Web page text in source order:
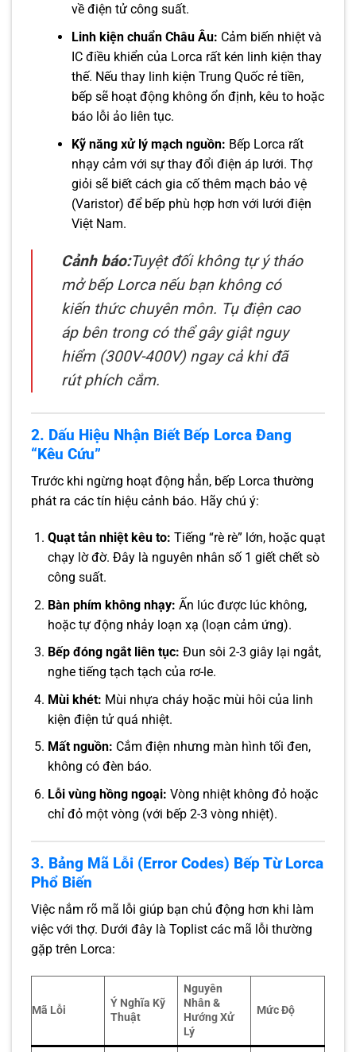
về điện tử công suất.
Linh kiện chuẩn Châu Âu: Cảm biến nhiệt và
IC điều khiển của Lorca rất kén linh kiện thay
thế. Nếu thay linh kiện Trung Quốc rẻ tiền,
bếp sẽ hoạt động không ổn định, kêu to hoặc
báo lỗi ảo liên tục.
Kỹ năng xử lý mạch nguồn: Bếp Lorca rất
nhạy cảm với sự thay đổi điện áp lưới. Thợ
giỏi sẽ biết cách gia cố thêm mạch bảo vệ
(Varistor) để bếp phù hợp hơn với lưới điện
Việt Nam.
Cảnh báo:Tuyệt đối không tự ý tháo
mở bếp Lorca nếu bạn không có
kiến thức chuyên môn. Tụ điện cao
áp bên trong có thể gây giật nguy
hiểm (300V-400V) ngay cả khi đã
rút phích cắm.
2. Dấu Hiệu Nhận Biết Bếp Lorca Đang
“Kêu Cứu”
Trước khi ngừng hoạt động hẳn, bếp Lorca thường
phát ra các tín hiệu cảnh báo. Hãy chú ý:
Quạt tản nhiệt kêu to: Tiếng “rè rè” lớn, hoặc quạt
chạy lờ đờ. Đây là nguyên nhân số 1 giết chết sò
công suất.
Bàn phím không nhạy: Ấn lúc được lúc không,
hoặc tự động nhảy loạn xạ (loạn cảm ứng).
Bếp đóng ngắt liên tục: Đun sôi 2-3 giây lại ngắt,
nghe tiếng tạch tạch của rơ-le.
Mùi khét: Mùi nhựa cháy hoặc mùi hôi của linh
kiện điện tử quá nhiệt.
Mất nguồn: Cắm điện nhưng màn hình tối đen,
không có đèn báo.
Lỗi vùng hồng ngoại: Vòng nhiệt không đỏ hoặc
chỉ đỏ một vòng (với bếp 2-3 vòng nhiệt).
3. Bảng Mã Lỗi (Error Codes) Bếp Từ Lorca
Phổ Biến
Việc nắm rõ mã lỗi giúp bạn chủ động hơn khi làm
việc với thợ. Dưới đây là Toplist các mã lỗi thường
gặp trên Lorca:
Mã Lỗi
Ý Nghĩa Kỹ
Thuật
Nguyên
Nhân &
Hướng Xử
Lý
Mức Độ